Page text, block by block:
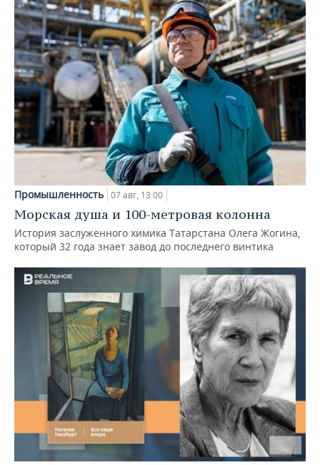
Промышленность 07 авг, 13:00
Морская душа и 100-метровая колонна
История заслуженного химика Татарстана Олега Жогина,
который 32 года знает завод до последнего винтика